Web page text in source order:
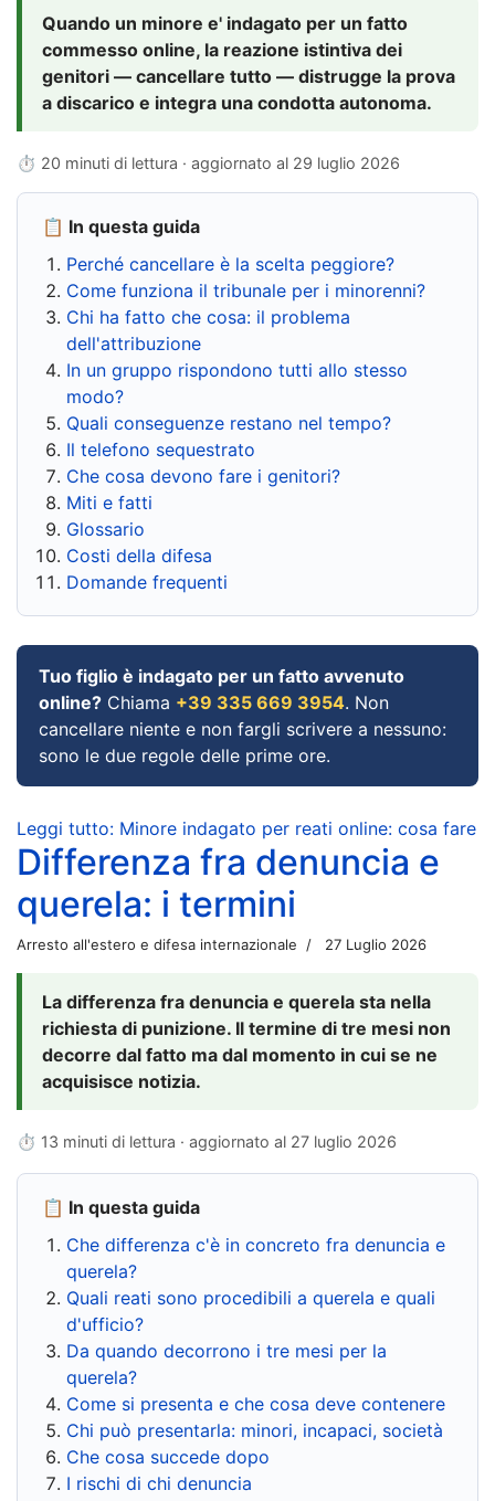
Quando un minore e' indagato per un fatto
commesso online, la reazione istintiva dei
genitori — cancellare tutto — distrugge la prova
a discarico e integra una condotta autonoma.
⏱ 20 minuti di lettura · aggiornato al 29 luglio 2026
📋 In questa guida
Perché cancellare è la scelta peggiore?
Come funziona il tribunale per i minorenni?
Chi ha fatto che cosa: il problema
dell'attribuzione
In un gruppo rispondono tutti allo stesso
modo?
Quali conseguenze restano nel tempo?
Il telefono sequestrato
Che cosa devono fare i genitori?
Miti e fatti
Glossario
Costi della difesa
Domande frequenti
Tuo figlio è indagato per un fatto avvenuto
online? Chiama +39 335 669 3954. Non
cancellare niente e non fargli scrivere a nessuno:
sono le due regole delle prime ore.
Leggi tutto: Minore indagato per reati online: cosa fare
Differenza fra denuncia e
querela: i termini
Arresto all'estero e difesa internazionale 27 Luglio 2026
La differenza fra denuncia e querela sta nella
richiesta di punizione. Il termine di tre mesi non
decorre dal fatto ma dal momento in cui se ne
acquisisce notizia.
⏱ 13 minuti di lettura · aggiornato al 27 luglio 2026
📋 In questa guida
Che differenza c'è in concreto fra denuncia e
querela?
Quali reati sono procedibili a querela e quali
d'ufficio?
Da quando decorrono i tre mesi per la
querela?
Come si presenta e che cosa deve contenere
Chi può presentarla: minori, incapaci, società
Che cosa succede dopo
I rischi di chi denuncia